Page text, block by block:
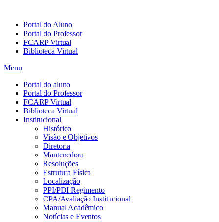
Portal do Aluno
Portal do Professor
FCARP Virtual
Biblioteca Virtual
Menu
Portal do aluno
Portal do Professor
FCARP Virtual
Biblioteca Virtual
Institucional
Histórico
Visão e Objetivos
Diretoria
Mantenedora
Resoluções
Estrutura Física
Localização
PPI/PDI Regimento
CPA/Avaliação Institucional
Manual Acadêmico
Notícias e Eventos